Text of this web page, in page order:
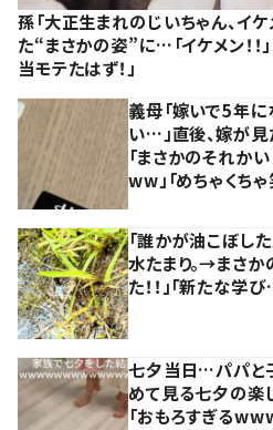
孫「大正生まれのじいちゃん、イ
た“まさかの姿”に…「イケメン！！
当モテたはず！」
義母「嫁いで5年に
い…」直後、嫁が
「まさかのそれか
ww」「めちゃくち
「誰かが油こぼし
水たまり。→まさ
た！！」「新たな学び
七夕当日…パパと
めて見る七夕の楽
「おもろすぎる